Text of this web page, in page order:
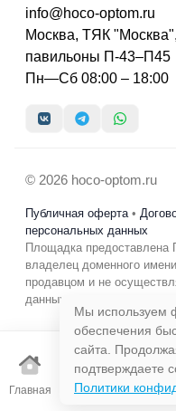
Главная Каталог
info@hoco-optom.ru
Москва, ТЯК
павильоны П-43–П45
Пн—Сб 08:00 – 18:00
© 2026 hoco-optom.ru
Публичная оферта•
персональных данных
Площадка
владелец доменного
продавцом и не
данных в коммерческих
Мы используем
обеспечения
сайта.
подтверждаете
Политики